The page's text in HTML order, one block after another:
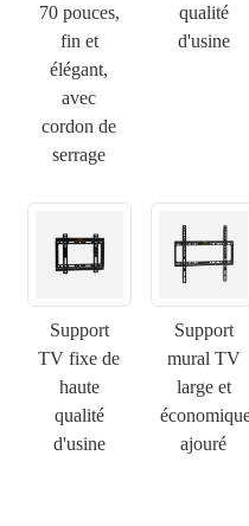
70 pouces,
fin et
élégant,
avec
cordon de
serrage
qualité
d'usine
Support
TV fixe de
haute
qualité
d'usine
Support
mural TV
large et
ajouré
CHOISISSEZ VOTRE
Je suis
VÉRIFIEZ VOTRE
SOUMETTRE UNE